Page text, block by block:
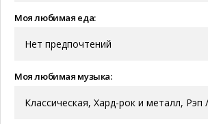
Моя любимая еда:
Нет предпочтений
Моя любимая музыка:
Классическая, Хард-рок и металл, Рэп